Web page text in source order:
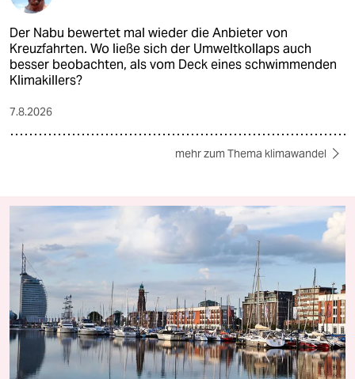
Der Nabu bewertet mal wieder die Anbieter von
Kreuzfahrten. Wo ließe sich der Umweltkollaps auch
besser beobachten, als vom Deck eines schwimmenden
Klimakillers?
7.8.2026
mehr zum Thema klimawandel